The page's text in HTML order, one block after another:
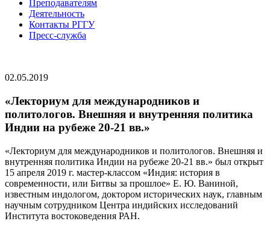
Преподавателям
Деятельность
Контакты РГГУ
Пресс-служба
02.05.2019
«Лекториум для международников и
политологов. Внешняя и внутренняя политика
Индии на рубеже 20-21 вв.»
«Лекториум для международников и политологов. Внешняя и
внутренняя политика Индии на рубеже 20-21 вв.» был открыт
15 апреля 2019 г. мастер-классом «Индия: история в
современности, или Битвы за прошлое» Е. Ю. Ваниной,
известным индологом, доктором исторических наук, главным
научным сотрудником Центра индийских исследований
Института востоковедения РАН.